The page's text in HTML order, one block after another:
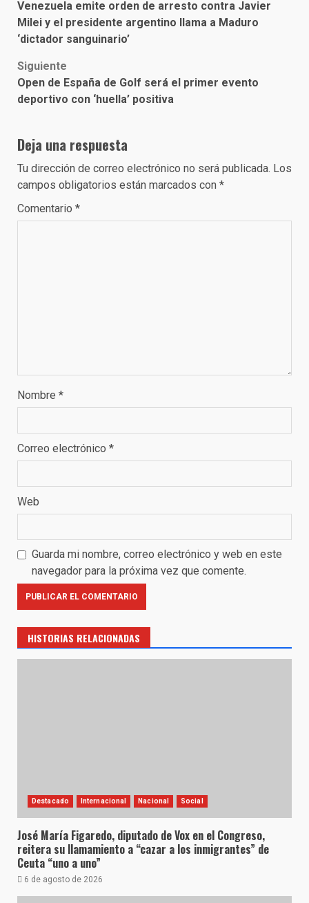
navigation
Venezuela emite orden de arresto contra Javier
Milei y el presidente argentino llama a Maduro
‘dictador sanguinario’
Siguiente
Open de España de Golf será el primer evento
deportivo con ‘huella’ positiva
Deja una respuesta
Tu dirección de correo electrónico no será publicada. Los
campos obligatorios están marcados con *
Comentario *
Nombre *
Correo electrónico *
Web
Guarda mi nombre, correo electrónico y web en este
navegador para la próxima vez que comente.
HISTORIAS RELACIONADAS
Destacado Internacional Nacional Social
José María Figaredo, diputado de Vox en el Congreso,
reitera su llamamiento a “cazar a los inmigrantes” de
Ceuta “uno a uno”
6 de agosto de 2026